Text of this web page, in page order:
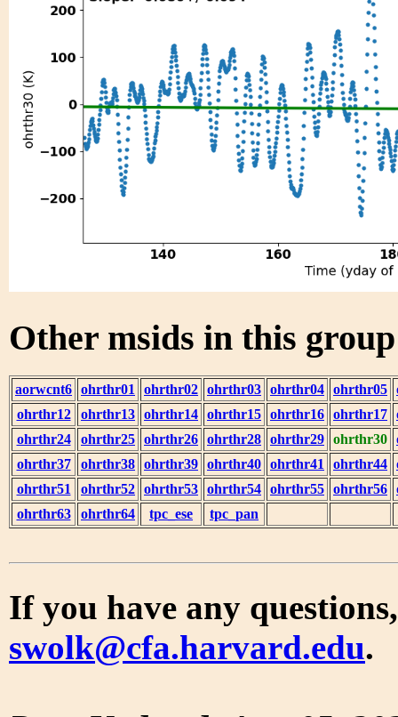
Other msids in this
aorwcnt6 ohrthr01 ohrthr02 ohrthr03 ohrthr04 ohrthr05
ohrthr12
ohrthr13 ohrthr14 ohrthr15 ohrthr16 ohrthr17
ohrthr24
ohrthr25 ohrthr26 ohrthr28 ohrthr29 ohrthr30
ohrthr37
ohrthr38 ohrthr39 ohrthr40 ohrthr41 ohrthr44
ohrthr51
ohrthr52 ohrthr53 ohrthr54 ohrthr55 ohrthr56
ohrthr63
ohrthr64 tpc_ese tpc_pan
If you have any
swolk@cfa.harvard.edu.